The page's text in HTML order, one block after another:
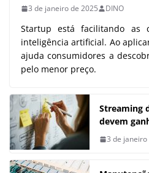
3 de janeiro de 2025 DINO
Startup está facilitando as
inteligência artificial. Ao
ajuda consumidores a
pelo menor preço.
Streaming
devem
3 de janeiro